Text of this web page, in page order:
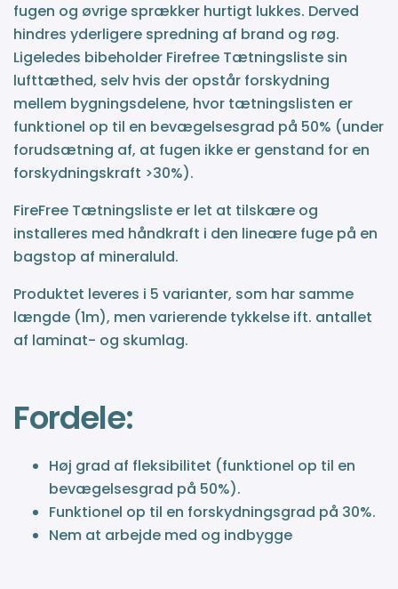
fugen og øvrige sprækker hurtigt lukkes. Derved
hindres yderligere spredning af brand og røg.
Ligeledes bibeholder Firefree Tætningsliste sin
lufttæthed, selv hvis der opstår forskydning
mellem bygningsdelene, hvor tætningslisten er
funktionel op til en bevægelsesgrad på 50% (under
forudsætning af, at fugen ikke er genstand for en
forskydningskraft >30%).
FireFree Tætningsliste er let at tilskære og
installeres med håndkraft i den lineære fuge på en
bagstop af mineraluld.
Produktet leveres i 5 varianter, som har samme
længde (1m), men varierende tykkelse ift. antallet
af laminat- og skumlag.
Fordele:
Høj grad af fleksibilitet (funktionel op til en
bevægelsesgrad på 50%).
Funktionel op til en forskydningsgrad på 30%.
Nem at arbejde med og indbygge